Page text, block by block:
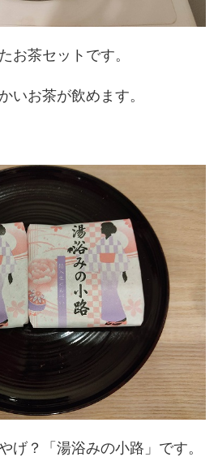
お茶セットです。
いお茶が飲めます。
げ？「湯浴みの小路」です。